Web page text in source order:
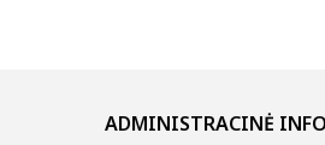
ADMINISTRACINĖ